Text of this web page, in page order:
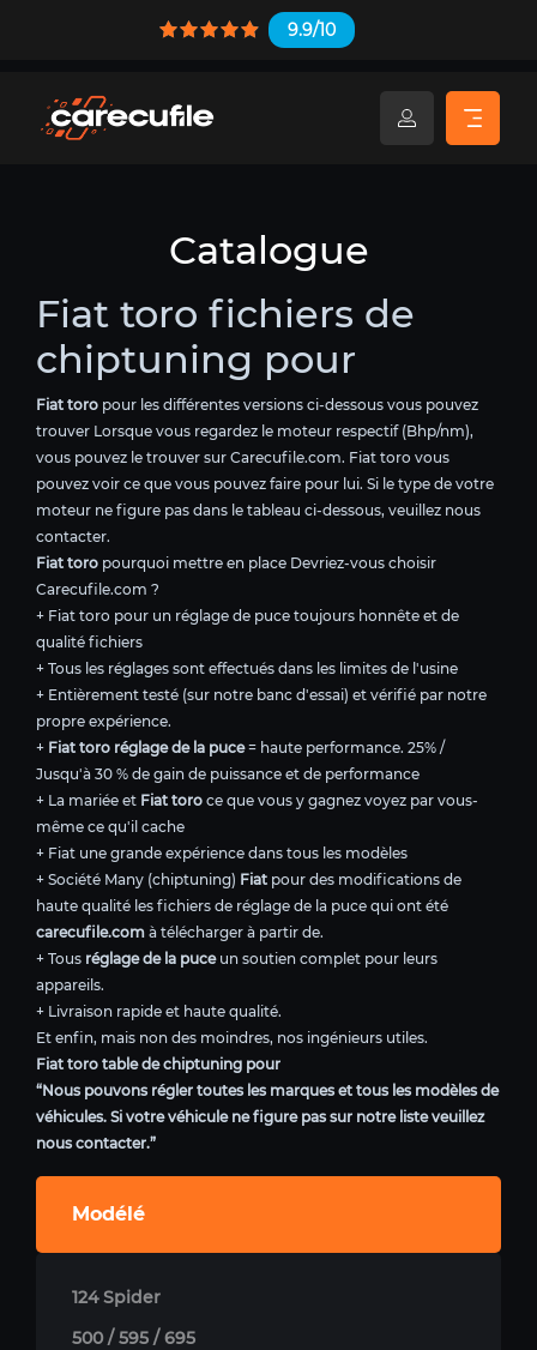
9.9/10
Catalogue
Fiat toro fichiers de
chiptuning pour
Fiat toro pour les différentes versions ci-dessous vous pouvez
trouver Lorsque vous regardez le moteur respectif (Bhp/nm),
vous pouvez le trouver sur Carecufile.com. Fiat toro vous
pouvez voir ce que vous pouvez faire pour lui. Si le type de votre
moteur ne figure pas dans le tableau ci-dessous, veuillez nous
contacter.
Fiat toro pourquoi mettre en place Devriez-vous choisir
Carecufile.com ?
+ Fiat toro pour un réglage de puce toujours honnête et de
qualité fichiers
+ Tous les réglages sont effectués dans les limites de l'usine
+ Entièrement testé (sur notre banc d'essai) et vérifié par notre
propre expérience.
+ Fiat toro réglage de la puce= haute performance. 25% /
Jusqu'à 30 % de gain de puissance et de performance
+ La mariée et Fiat toro ce que vous y gagnez voyez par vous-
même ce qu'il cache
+ Fiat une grande expérience dans tous les modèles
+ Société Many (chiptuning) Fiat pour des modifications de
haute qualité les fichiers de réglage de la puce qui ont été
carecufile.com à télécharger à partir de.
+ Tous réglage de la puceun soutien complet pour leurs
appareils.
+ Livraison rapide et haute qualité.
Et enfin, mais non des moindres, nos ingénieurs utiles.
Fiat toro table de chiptuning pour
“Nous pouvons régler toutes les marques et tous les modèles de
véhicules. Si votre véhicule ne figure pas sur notre liste veuillez
nous contacter.”
Modélé
124 Spider
500 / 595 / 695